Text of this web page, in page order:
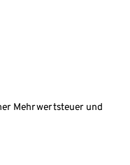
Mehrwertsteuer und